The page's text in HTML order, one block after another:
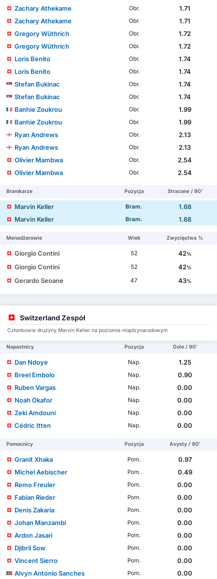
Zachary Athekame Obr.
1.71
Zachary Athekame
Obr.
1.71
Gregory Wüthrich
Obr.
1.72
Gregory Wüthrich
Obr.
1.72
Loris Benito
Obr.
1.74
Loris Benito
Obr.
1.74
Stefan Bukinac
Obr.
1.74
Stefan Bukinac
Obr.
1.74
Banhie Zoukrou
Obr.
1.99
Banhie Zoukrou
Obr.
1.99
Ryan Andrews
Obr.
2.13
Ryan Andrews
Obr.
2.13
Olivier Mambwa
Obr.
2.54
Olivier Mambwa
Obr. 2.54
Bramkarze Pozycja Stracone / 90'
Marvin Keller Bram.
1.68
Marvin Keller
Bram. 1.68
Menadżerowie Wiek Zwycięstwa %
Giorgio Contini 52 42%
Giorgio Contini 52 42%
Gerardo Seoane 47 43%
Switzerland Zespół
Członkowie drużyny Marvin Keller na poziomie międzynarodowym
Napastnicy Pozycja Gole / 90'
Dan Ndoye Nap.
1.25
Breel Embolo
Nap.
0.90
Ruben Vargas
Nap.
0.00
Noah Okafor
Nap.
0.00
Zeki Amdouni
Nap.
0.00
Cédric Itten
Nap. 0.00
Pomocnicy Pozycja Asysty / 90'
Granit Xhaka Pom.
0.97
Michel Aebischer
Pom.
0.49
Remo Freuler
Pom.
0.00
Fabian Rieder
Pom.
0.00
Denis Zakaria
Pom.
0.00
Johan Manzambi
Pom.
0.00
Ardon Jasari
Pom.
0.00
Djibril Sow
Pom.
0.00
Vincent Sierro
Pom.
0.00
Alvyn Antonio Sanches
Pom.
0.00